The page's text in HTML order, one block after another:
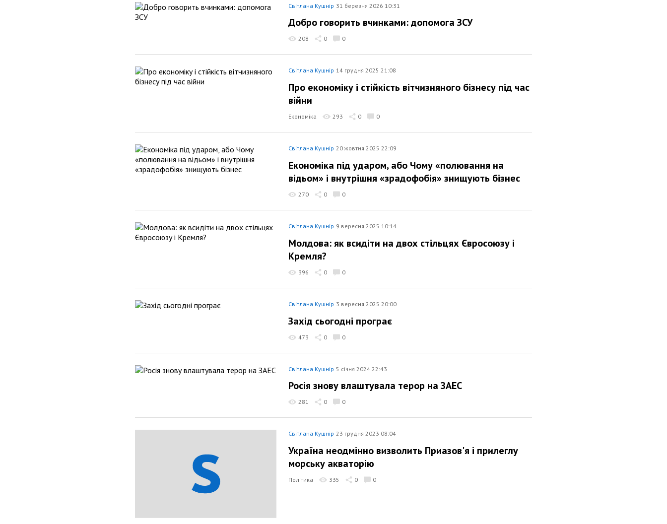
Світлана Кушнір 31 березня 2026 10:31
Добро говорить вчинками: допомога ЗСУ
208 0 0
Світлана Кушнір 14 грудня 2025 21:08
Про економіку і стійкість вітчизняного бізнесу під час
війни
Економіка 293 0 0
Світлана Кушнір 20 жовтня 2025 22:09
Економіка під ударом, або Чому «полювання на
відьом» і внутрішня «зрадофобія» знищують бізнес
270 0 0
Світлана Кушнір 9 вересня 2025 10:14
Молдова: як всидіти на двох стільцях Євросоюзу і
Кремля?
396 0 0
Світлана Кушнір 3 вересня 2025 20:00
Захід сьогодні програє
473 0 0
Світлана Кушнір 5 січня 2024 22:43
Росія знову влаштувала терор на ЗАЕС
281 0 0
Світлана Кушнір 23 грудня 2023 08:04
Україна неодмінно визволить Приазов'я і прилеглу
морську акваторію
Політика 335 0 0